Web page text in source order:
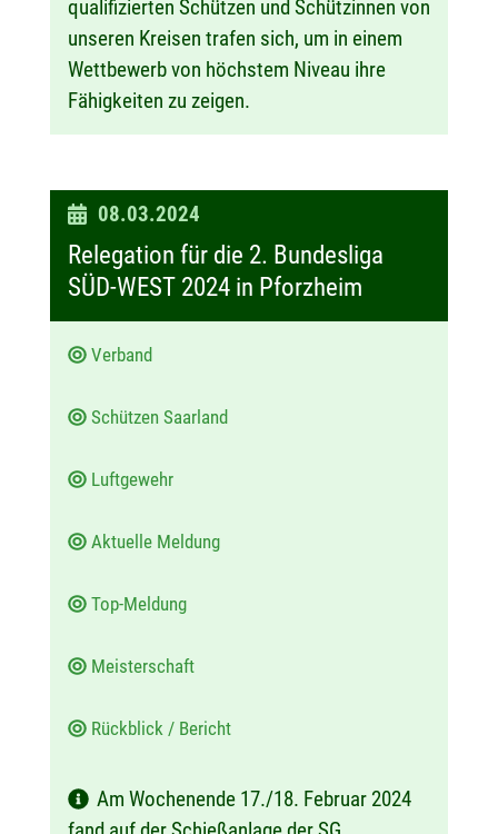
qualifizierten Schützen und Schützinnen von
unseren Kreisen trafen sich, um in einem
Wettbewerb von höchstem Niveau ihre
Fähigkeiten zu zeigen.
D
a
t
:
08.03.2024
Relegation für die 2. Bundesliga
SÜD-WEST 2024 in Pforzheim
Verband
Schützen Saarland
Luftgewehr
Aktuelle Meldung
Top-Meldung
Meisterschaft
Rückblick / Bericht
Am Wochenende 17./18. Februar 2024